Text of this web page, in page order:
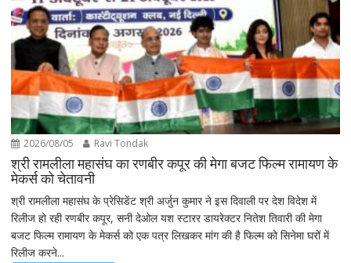
2026/08/05 Ravi Tondak
श्री रामलीला महासंघ का रणबीर कपूर की मेगा बजट फिल्म रामायण के
मेकर्स को चेतावनी
श्री रामलीला महासंघ के प्रेसिडेंट श्री अर्जुन कुमार ने इस दिवाली पर देश विदेश में
रिलीज हो रही रणबीर कपूर, सनी देओल यश स्टारर डायरेक्टर नितेश तिवारी की मेगा
बजट फिल्म रामायण के मेकर्स को एक पत्र लिखकर मांग की है फिल्म को सिनेमा घरों में
रिलीज करने...